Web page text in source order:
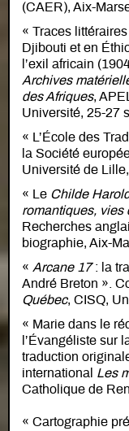
(CAER), Aix-
« Traces
Djibouti et en
l’exil africain
Archives
des Afriques,
Université, 25-27
« L’École des
la Société
Université de
« Le Childe
romantiques, vies
Recherches
biographie, Aix-
« Arcane 17: la
André Breton ».
Québec, CISQ,
« Marie dans le
l’Évangéliste sur
traduction
international Les
Catholique de
« Cartographie